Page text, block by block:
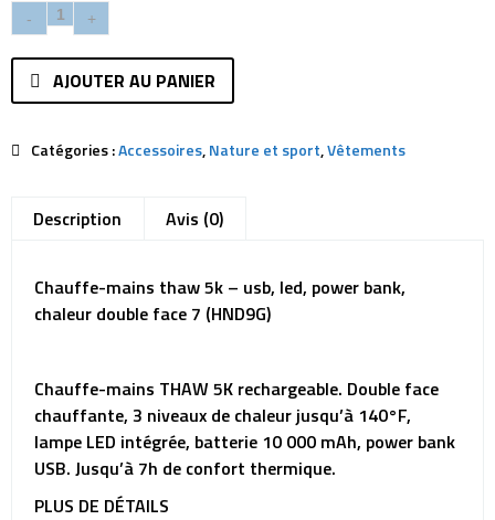
AJOUTER AU PANIER
Catégories :Accessoires,Nature et sport,Vêtements
Description Avis (0)
Chauffe-mains thaw 5k – usb, led, power bank,
chaleur double face 7 (HND9G)
Chauffe-mains THAW 5K rechargeable. Double face
chauffante, 3 niveaux de chaleur jusqu’à 140°F,
lampe LED intégrée, batterie 10 000 mAh, power bank
USB. Jusqu’à 7h de confort thermique.
PLUS DE DÉTAILS